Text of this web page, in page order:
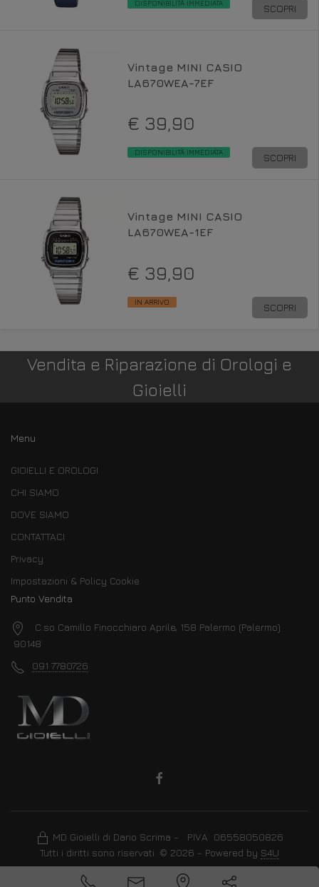
DISPONIBILITÀ IMMEDIATA SCOPRI
Vintage MINI CASIO
LA670WEA-7EF
€ 39,90
DISPONIBILITÀ IMMEDIATA SCOPRI
Vintage MINI CASIO
LA670WEA-1EF
€ 39,90
IN ARRIVO SCOPRI
Vendita e Riparazione di Orologi e
Gioielli
Menu
GIOIELLI E OROLOGI
CHI SIAMO
DOVE SIAMO
CONTATTACI
Privacy
Impostazioni & Policy Cookie
Punto Vendita
C.so Camillo Finocchiaro Aprile, 158 Palermo (Palermo)
90148
091 7780726
MD Gioielli di Dario Scrima - P.IVA 06558050826
Tutti i diritti sono riservati. © 2026 - Powered by S4U